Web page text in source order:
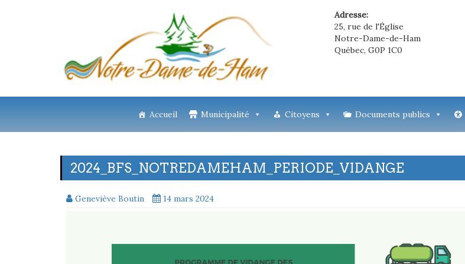
Adresse:
25, rue de l'Église
Notre-Dame-de-Ham
Québec, G0P 1C0
Accueil Municipalité Citoyens Documents publics
2024_BFS_NOTREDAMEHAM_PERIODE_VIDANGE
Geneviève Boutin 14 mars 2024